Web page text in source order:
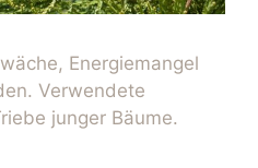
Energiemangel
Verwendete
junger Bäume.